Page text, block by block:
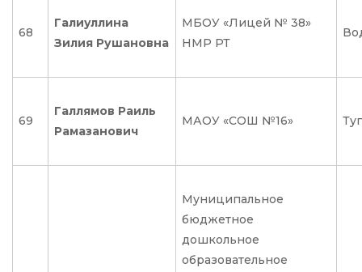
68
Галиуллина
Зилия Рушановна
МБОУ «Лицей № 38»
НМР РТ
69
Галлямов Раиль
Рамазанович
МАОУ «СОШ №16»
Муниципальное
бюджетное
дошкольное
образовательное